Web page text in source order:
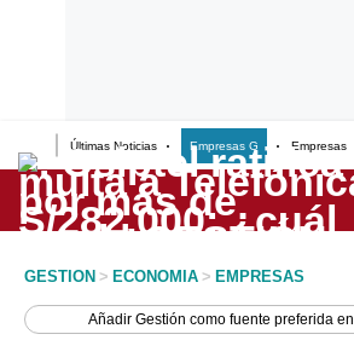
Últimas Noticias Empresas G Empresas
Lo último
Peru Quiosco
GESTION > ECONOMIA > EMPRESAS
AñadirGestión como fuente preferida en